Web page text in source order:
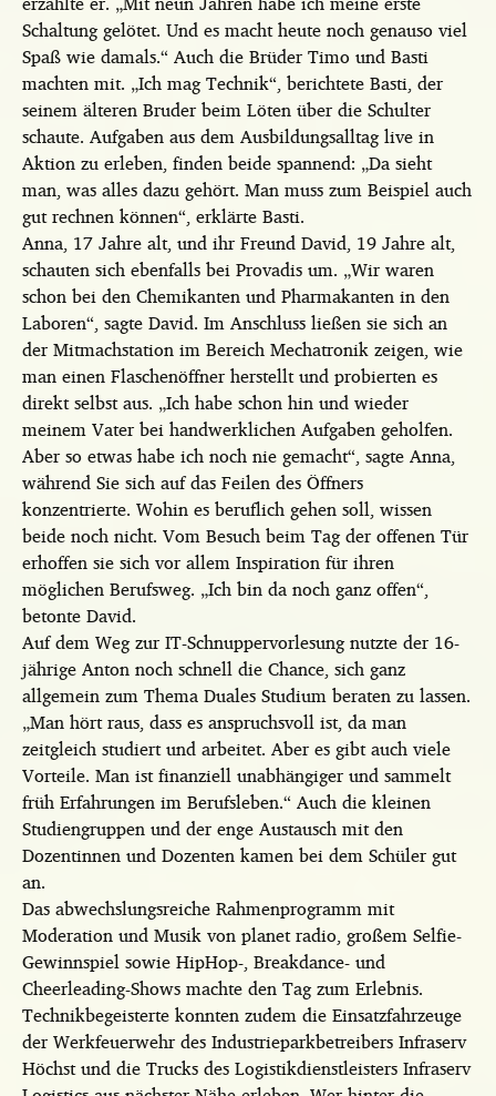
Schaltung gelötet. Und es macht heute noch genauso viel
Spaß wie damals.“ Auch die Brüder Timo und Basti
machten mit. „Ich mag Technik“, berichtete Basti, der
seinem älteren Bruder beim Löten über die Schulter
schaute. Aufgaben aus dem Ausbildungsalltag live in
Aktion zu erleben, finden beide spannend: „Da sieht
man, was alles dazu gehört. Man muss zum Beispiel auch
gut rechnen können“, erklärte Basti.
Anna, 17 Jahre alt, und ihr Freund David, 19 Jahre alt,
schauten sich ebenfalls bei Provadis um. „Wir waren
schon bei den Chemikanten und Pharmakanten in den
Laboren“, sagte David. Im Anschluss ließen sie sich an
der Mitmachstation im Bereich Mechatronik zeigen, wie
man einen Flaschenöffner herstellt und probierten es
direkt selbst aus. „Ich habe schon hin und wieder
meinem Vater bei handwerklichen Aufgaben geholfen.
Aber so etwas habe ich noch nie gemacht“, sagte Anna,
während Sie sich auf das Feilen des Öffners
konzentrierte. Wohin es beruflich gehen soll, wissen
beide noch nicht. Vom Besuch beim Tag der offenen Tür
erhoffen sie sich vor allem Inspiration für ihren
möglichen Berufsweg. „Ich bin da noch ganz offen“,
betonte David.
Auf dem Weg zur IT-Schnuppervorlesung nutzte der 16-
jährige Anton noch schnell die Chance, sich ganz
allgemein zum Thema Duales Studium beraten zu lassen.
„Man hört raus, dass es anspruchsvoll ist, da man
zeitgleich studiert und arbeitet. Aber es gibt auch viele
Vorteile. Man ist finanziell unabhängiger und sammelt
früh Erfahrungen im Berufsleben.“ Auch die kleinen
Studiengruppen und der enge Austausch mit den
Dozentinnen und Dozenten kamen bei dem Schüler gut
an.
Das abwechslungsreiche Rahmenprogramm mit
Moderation und Musik von planet radio, großem Selfie-
Gewinnspiel sowie HipHop-, Breakdance- und
Cheerleading-Shows machte den Tag zum Erlebnis.
Technikbegeisterte konnten zudem die Einsatzfahrzeuge
der Werkfeuerwehr des Industrieparkbetreibers Infraserv
Höchst und die Trucks des Logistikdienstleisters Infraserv